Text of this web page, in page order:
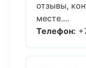
отзывы,
месте....
Телефон: